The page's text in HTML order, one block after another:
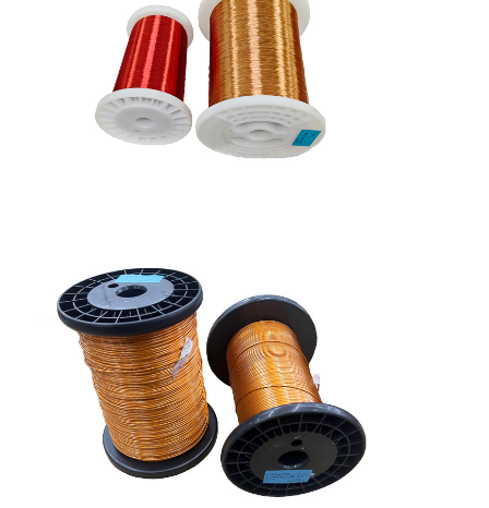
À la maison
Produits
Spectacle de réalité virtuelle